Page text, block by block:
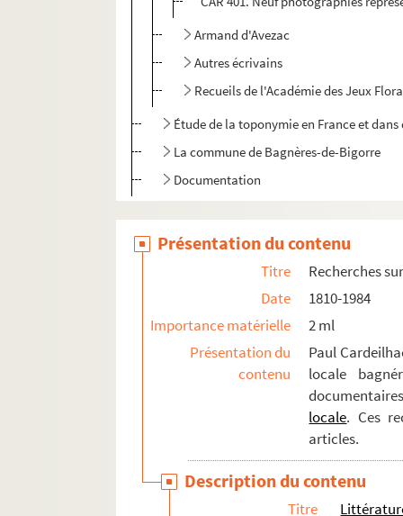
Armand d'Avezac
Autres écrivains
Recueils de l'Académie des Jeux
Étude de la toponymie en France et
La commune de Bagnères-de-Bigorre
Documentation
Présentation du contenu
Titre
Recherches
Date
1810-1984
Importance matérielle
2 ml
Présentation du
contenu
Paul
locale
locale. Ces
articles.
Description du contenu
Titre